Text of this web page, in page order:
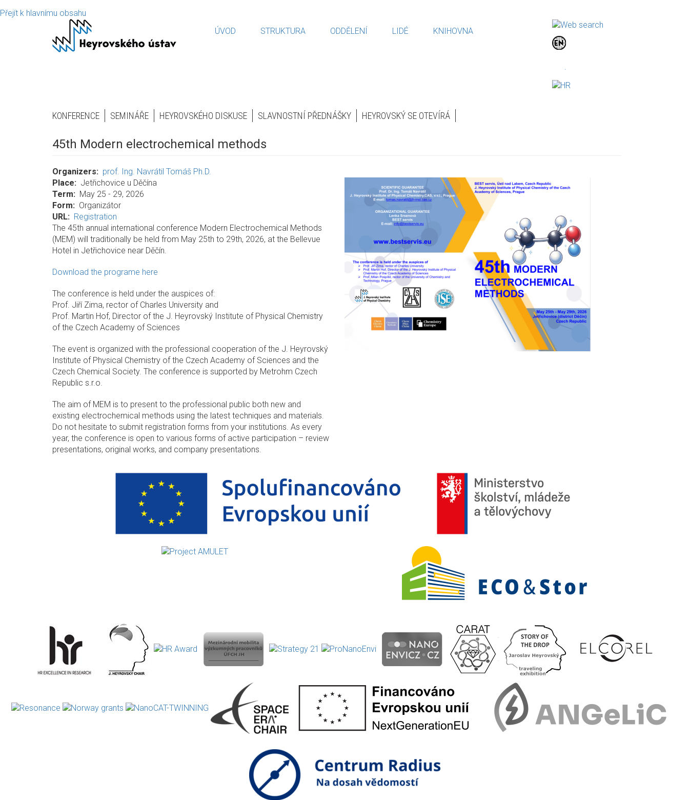
Přejít k hlavnímu obsahu
ÚVOD
STRUKTURA ODDĚLENÍ LIDÉ KNIHOVNA
KONFERENCE SEMINÁŘE HEYROVSKÉHO DISKUSE SLAVNOSTNÍ PŘEDNÁŠKY HEYROVSKÝ SE OTEVÍRÁ
45th Modern electrochemical methods
Organizers
prof. Ing. Navrátil Tomáš Ph.D.
Place
Jetřichovice u Děčína
Term
May 25 - 29, 2026
Form
Organizátor
URL
Registration
The 45th annual international conference Modern Electrochemical Methods
(MEM) will traditionally be held from May 25th to 29th, 2026, at the Bellevue
Hotel in Jetřichovice near Děčín.
Download the programe here
The conference is held under the auspices of:
Prof. Jiří Zima, rector of Charles University and
Prof. Martin Hof, Director of the J. Heyrovský Institute of Physical Chemistry
of the Czech Academy of Sciences
The event is organized with the professional cooperation of the J. Heyrovský
Institute of Physical Chemistry of the Czech Academy of Sciences and the
Czech Chemical Society. The conference is supported by Metrohm Czech
Republic s.r.o.
The aim of MEM is to present to the professional public both new and
existing electrochemical methods using the latest techniques and materials.
Do not hesitate to submit registration forms from your institutions. As every
year, the conference is open to various forms of active participation – review
presentations, original works, and company presentations.